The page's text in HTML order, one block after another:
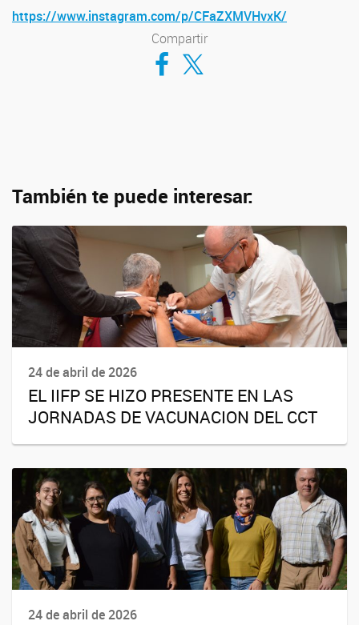
https://www.instagram.com/p/CFaZXMVHvxK/
Compartir
Compartir en Facebook
Compartir en Twitter
También te puede interesar:
24 de abril de 2026
EL IIFP SE HIZO PRESENTE EN LAS
JORNADAS DE VACUNACION DEL CCT
24 de abril de 2026